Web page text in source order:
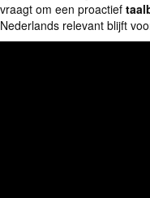
vraagt om een proactief
Nederlands relevant blijft